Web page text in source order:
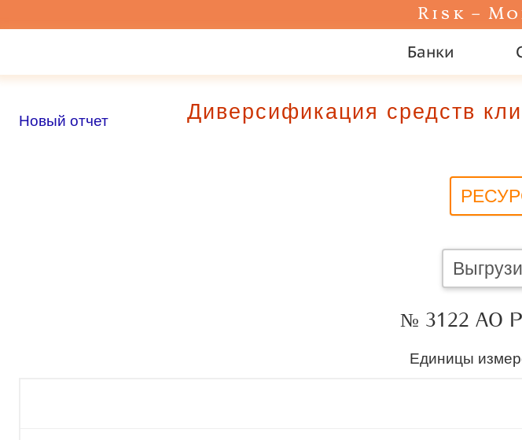
Risk –
Банки
Новый отчет Диверсификация средств
№ 3122 АО
Единицы